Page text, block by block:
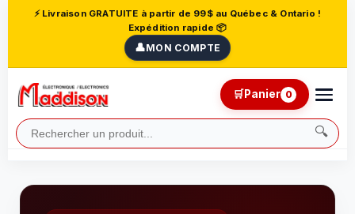
⚡ Livraison GRATUITE à partir de 99$ au Québec & Ontario !
Expédition rapide 📦
👤MON COMPTE
🔍
🛒Panier 0